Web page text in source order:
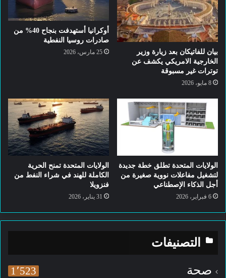
بيان للفاتيكان بعد زيارة وزير
الخارجية الامريكي يكشف عن
توترات غير مسبوقة
8 مايو، 2026
أوكرانيا أستهدفت بنجاح 40% من
صادرات روسيا النفطية
25 مارس، 2026
الولايات المتحدة تطلق خطة جديدة
لتشغيل مفاعلات نووية صغيرة من
أجل الذكاء الإصطناعي
6 فبراير، 2026
الولايات المتحدة تمنح الحرية
الكاملة للهند في شراء النفط من
فنزويلا
31 يناير، 2026
التصنيفات
صحة 1٬523